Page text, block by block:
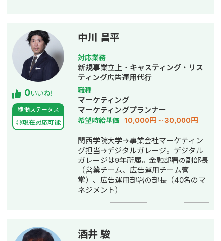
0いいね!
稼働ステータス
◎現在対応可能
中川 昌平
対応業務
新規事業立上・キャスティング・リス
ティング広告運用代行
職種
マーケティング
マーケティングプランナー
希望時給単価 10,000円～30,000円
関西学院大学→事業会社マーケティン
グ担当→デジタルガレージ。デジタル
ガレージは9年所属。金融部署の副部長
（営業チーム、広告運用チーム管
掌）、広告運用部署の部長（40名のマ
ネジメント）
酒井 駿